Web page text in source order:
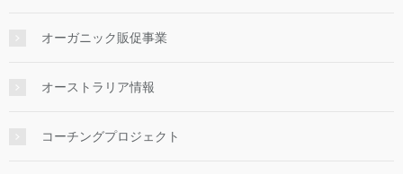
オーガニック販促事業
オーストラリア情報
コーチングプロジェクト